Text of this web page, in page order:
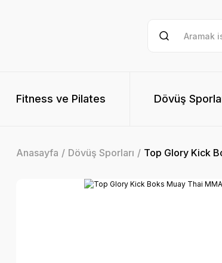
Fitness ve Pilates Dövüş
Anasayfa Dövüş Sporları Top Glory Kick